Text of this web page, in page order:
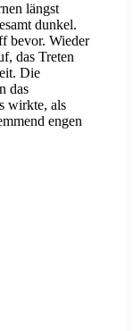
längst
dunkel.
bevor. Wieder
das Treten
Die
das
wirkte, als
engen